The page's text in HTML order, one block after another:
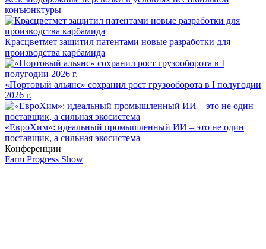
конъюнктуры
Красцветмет защитил патентами новые разработки для
производства карбамида
«Портовый альянс» сохранил рост грузооборота в I полугодии
2026 г.
«ЕвроХим»: идеальный промышленный ИИ – это не один
поставщик, а сильная экосистема
Конференции
Farm Progress Show